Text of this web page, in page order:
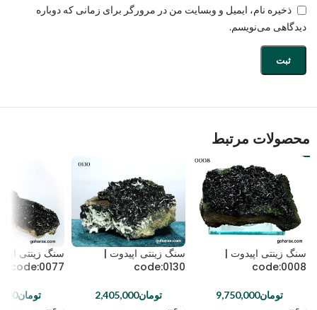
ذخیره نام، ایمیل و وبسایت من در مرورگر برای زمانی که دوباره
دیدگاهی می‌نویسم.
محصولات مرتبط
سنگ زینتی اپیدوت |
code:0008
تومان9,750,000
سنگ زینتی اپیدوت |
code:0130
تومان2,405,000
سنگ زینتی
code:0077
تومان